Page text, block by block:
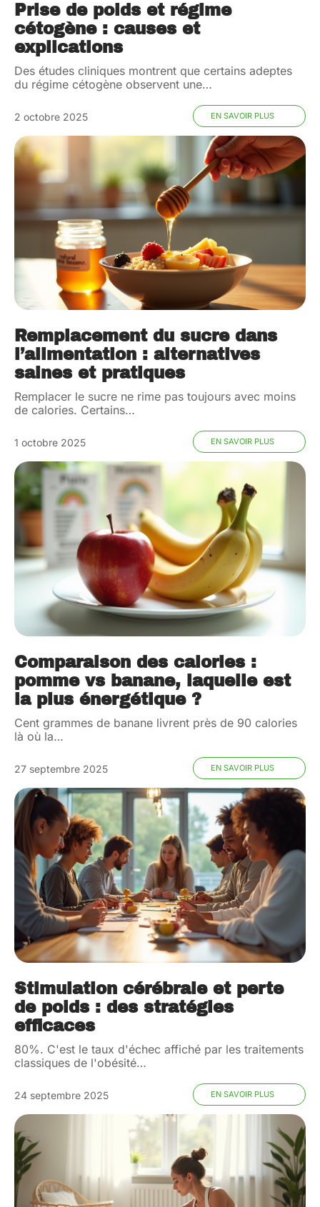
Prise de poids et régime
cétogène : causes et
explications
Des études cliniques montrent que certains adeptes
du régime cétogène observent une…
2 octobre 2025 EN SAVOIR PLUS
Remplacement du sucre dans
l’alimentation : alternatives
saines et pratiques
Remplacer le sucre ne rime pas toujours avec moins
de calories. Certains…
1 octobre 2025 EN SAVOIR PLUS
Comparaison des calories :
pomme vs banane, laquelle est
la plus énergétique ?
Cent grammes de banane livrent près de 90 calories
là où la…
27 septembre 2025 EN SAVOIR PLUS
Stimulation cérébrale et perte
de poids : des stratégies
efficaces
80%. C'est le taux d'échec affiché par les traitements
classiques de l'obésité…
24 septembre 2025 EN SAVOIR PLUS